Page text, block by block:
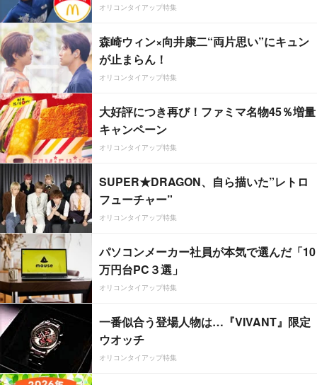
オリコンタイアップ特集
森崎ウィン×向井康二“両片思い”にキュン
が止まらん！
オリコンタイアップ特集
大好評につき再び！ファミマ名物45％増量
キャンペーン
オリコンタイアップ特集
SUPER★DRAGON、自ら描いた”レトロ
フューチャー”
オリコンタイアップ特集
パソコンメーカー社員が本気で選んだ「10
万円台PC３選」
オリコンタイアップ特集
一番似合う登場人物は…『VIVANT』限定
ウオッチ
オリコンタイアップ特集